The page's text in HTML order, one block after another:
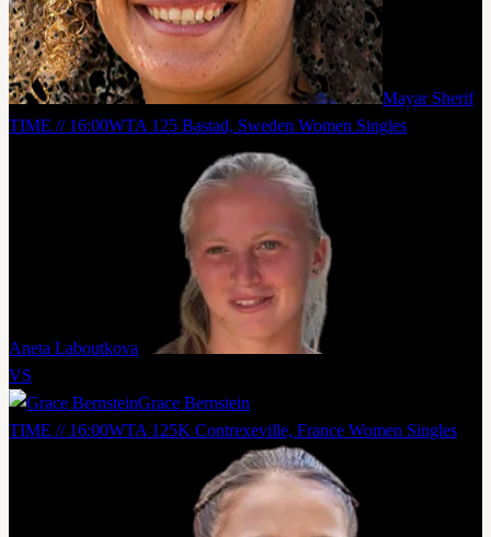
Mayar Sherif
TIME // 16:00WTA 125 Bastad, Sweden Women Singles
Aneta Laboutkova
VS
Grace Bernstein
TIME // 16:00WTA 125K Contrexeville, France Women Singles